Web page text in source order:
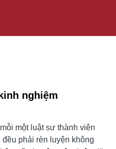
nghiệm
một luật sư thành viên
phải rèn luyện không